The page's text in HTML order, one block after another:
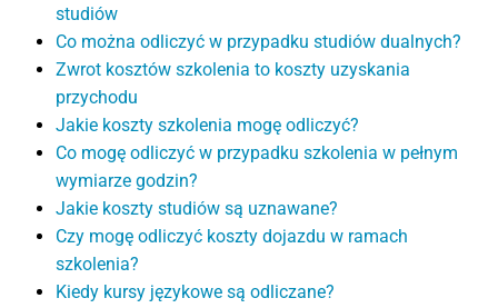
studiów
Co można odliczyć w przypadku studiów dualnych?
Zwrot kosztów szkolenia to koszty uzyskania
przychodu
Jakie koszty szkolenia mogę odliczyć?
Co mogę odliczyć w przypadku szkolenia w pełnym
wymiarze godzin?
Jakie koszty studiów są uznawane?
Czy mogę odliczyć koszty dojazdu w ramach
szkolenia?
Kiedy kursy językowe są odliczane?